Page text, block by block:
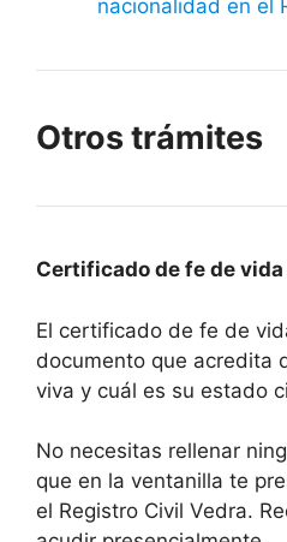
nacionalidad en el
Otros trámites
Certificado de fe de
El certificado de fe de
documento que acredita
viva y cuál es su estado
No necesitas rellenar
que en la ventanilla te
el Registro Civil Vedra.